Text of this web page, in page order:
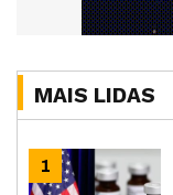
MAIS LIDAS